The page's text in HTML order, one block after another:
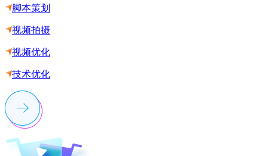
脚本策划
视频拍摄
视频优化
技术优化